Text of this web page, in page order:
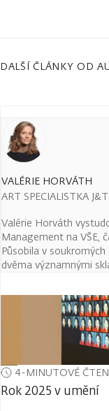
DALŠÍ ČLÁNKY OD
VALÉRIE HORVÁTH
ART SPECIALISTKA
Valérie Horváth
Management na VŠE,
Působila v
dvěma významnými
4-MINUTOVÉ
Rok 2025 v umění